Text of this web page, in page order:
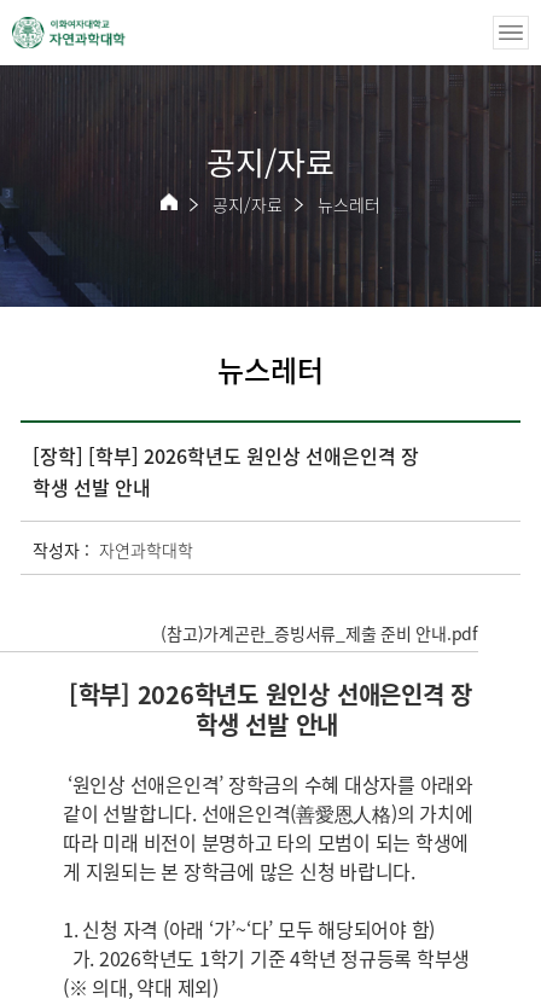
공지/자료
공지/자료 뉴스레터
뉴스레터
[장학] [학부] 2026학년도 원인상 선애은인격 장
학생 선발 안내
작성자 : 자연과학대학
(참고)가계곤란_증빙서류_제출 준비 안내.pdf
[학부] 2026학년도 원인상 선애은인격 장
학생 선발 안내
‘원인상 선애은인격’ 장학금의 수혜 대상자를 아래와
같이 선발합니다. 선애은인격(善愛恩人格)의 가치에
따라 미래 비전이 분명하고 타의 모범이 되는 학생에
게 지원되는 본 장학금에 많은 신청 바랍니다.
1. 신청 자격 (아래 ‘가’~‘다’ 모두 해당되어야 함)
가. 2026학년도 1학기 기준 4학년 정규등록 학부생
(※ 의대, 약대 제외)